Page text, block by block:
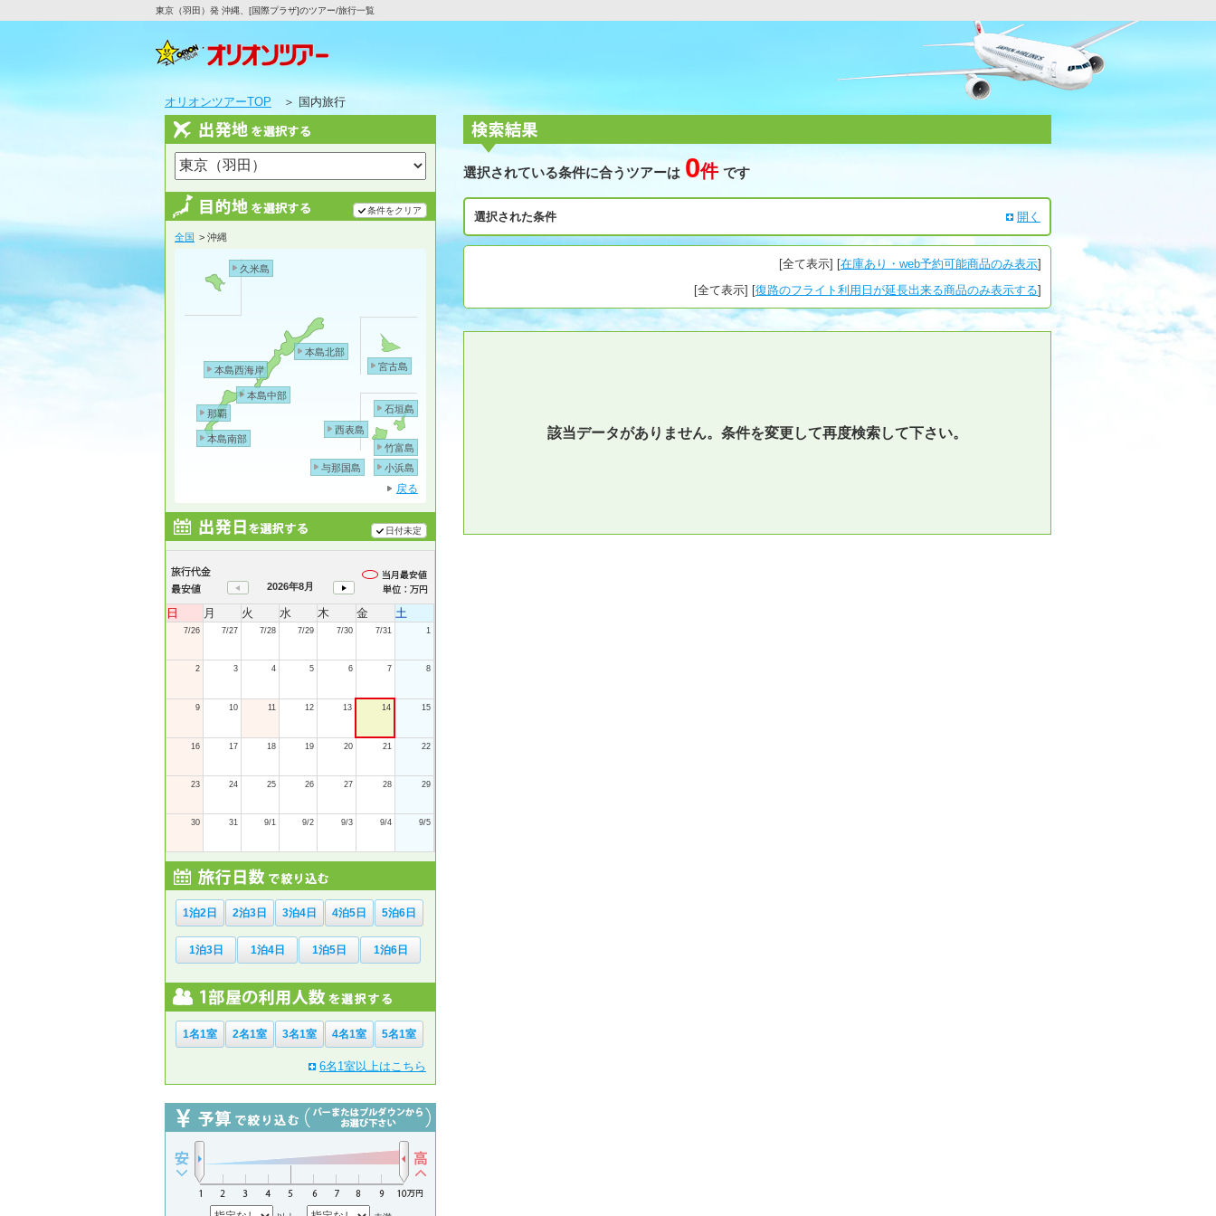
東京（羽田）発 沖縄、[国際プラザ]のツアー/旅行一覧
オリオンツアーTOP ＞ 国内旅行
条件をクリア
全国 > 沖縄
戻る
那覇
本島南部
本島中部
本島西海岸
本島北部
久米島
宮古島
石垣島
西表島
小浜島
竹富島
与那国島
日付未定
2026年8月
日 月 火 水 木 金 土
7/26 7/27 7/28 7/29 7/30 7/31 1
2 3 4 5 6 7 8
9 10 11 12 13 14 15
16 17 18 19 20 21 22
23 24 25 26 27 28 29
30 31 9/1 9/2 9/3 9/4 9/5
1泊2日 2泊3日 3泊4日 4泊5日 5泊6日
1泊3日 1泊4日 1泊5日 1泊6日
1名1室 2名1室 3名1室 4名1室 5名1室
6名1室以上はこちら
選択されている条件に合うツアーは 0件 です
選択された条件 開く
[全て表示] [在庫あり・web予約可能商品のみ表示]
[全て表示] [復路のフライト利用日が延長出来る商品のみ表示する]
該当データがありません。条件を変更して再度検索して下さい。